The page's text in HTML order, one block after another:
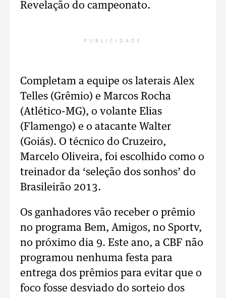
Revelação do campeonato.
PUBLICIDADE
Completam a equipe os laterais Alex
Telles (Grêmio) e Marcos Rocha
(Atlético-MG), o volante Elias
(Flamengo) e o atacante Walter
(Goiás). O técnico do Cruzeiro,
Marcelo Oliveira, foi escolhido como o
treinador da ‘seleção dos sonhos’ do
Brasileirão 2013.
Os ganhadores vão receber o prêmio
no programa Bem, Amigos, no Sportv,
no próximo dia 9. Este ano, a CBF não
programou nenhuma festa para
entrega dos prêmios para evitar que o
foco fosse desviado do sorteio dos